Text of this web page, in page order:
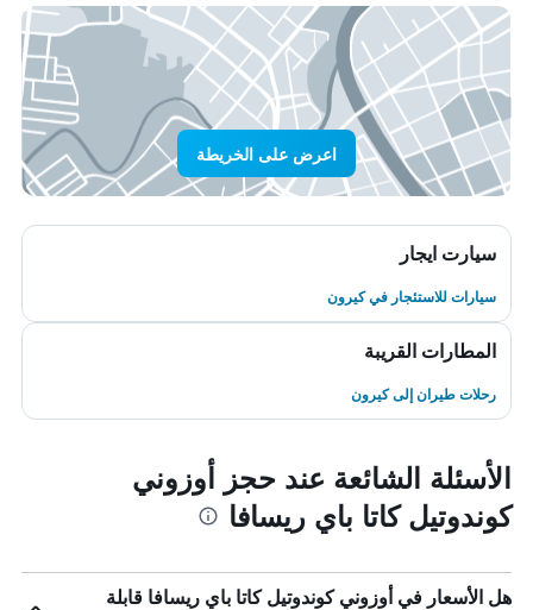
اعرض على الخريطة
سيارت ايجار
سيارات للاستئجار في كيرون
المطارات القريبة
رحلات طيران إلى كيرون
الأسئلة الشائعة عند حجز أوزوني
كوندوتيل كاتا باي ريسافا
هل الأسعار في أوزوني كوندوتيل كاتا باي ريسافا قابلة